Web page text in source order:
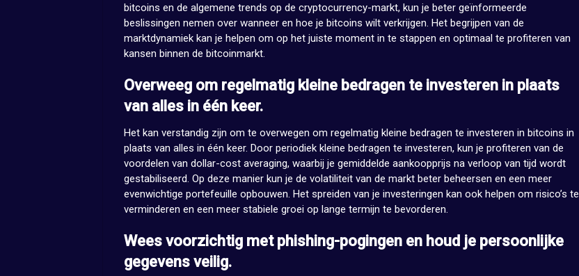
bitcoins en de algemene trends op de cryptocurrency-markt, kun je beter geïnformeerde
beslissingen nemen over wanneer en hoe je bitcoins wilt verkrijgen. Het begrijpen van de
marktdynamiek kan je helpen om op het juiste moment in te stappen en optimaal te profiteren van
kansen binnen de bitcoinmarkt.
Overweeg om regelmatig kleine bedragen te investeren in plaats
van alles in één keer.
Het kan verstandig zijn om te overwegen om regelmatig kleine bedragen te investeren in bitcoins in
plaats van alles in één keer. Door periodiek kleine bedragen te investeren, kun je profiteren van de
voordelen van dollar-cost averaging, waarbij je gemiddelde aankoopprijs na verloop van tijd wordt
gestabiliseerd. Op deze manier kun je de volatiliteit van de markt beter beheersen en een meer
evenwichtige portefeuille opbouwen. Het spreiden van je investeringen kan ook helpen om risico’s te
verminderen en een meer stabiele groei op lange termijn te bevorderen.
Wees voorzichtig met phishing-pogingen en houd je persoonlijke
gegevens veilig.